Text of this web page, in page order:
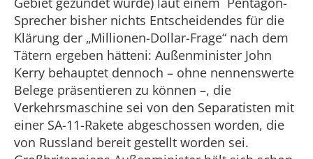
Sprecher bisher nichts Entscheidendes für die
Klärung der „Millionen-Dollar-Frage“ nach dem
Tätern ergeben hätteni: Außenminister John
Kerry behauptet dennoch – ohne nennenswerte
Belege präsentieren zu können –, die
Verkehrsmaschine sei von den Separatisten mit
einer SA-11-Rakete abgeschossen worden, die
von Russland bereit gestellt worden sei.